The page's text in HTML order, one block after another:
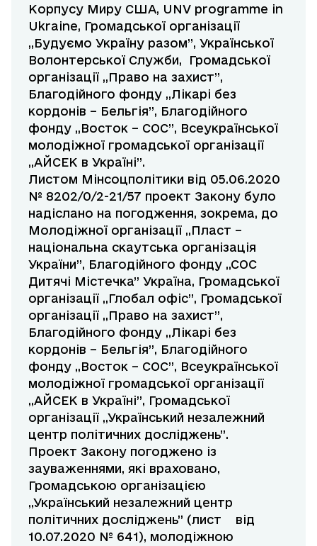
Корпусу Миру США, UNV programme in
Ukraine, Громадської організації
,,Будуємо Україну разом”, Української
Волонтерської Служби, Громадської
організації ,,Право на захист”,
Благодійного фонду ,,Лікарі без
кордонів – Бельгія”, Благодійного
фонду ,,Восток – СОС”, Всеукраїнської
молодіжної громадської організації
„АЙСЕК в Україні”.
Листом Мінсоцполітики від 05.06.2020
№ 8202/0/2-21/57 проект Закону було
надіслано на погодження, зокрема, до
Молодіжної організації ,,Пласт –
національна скаутська організація
України”, Благодійного фонду ,,СОС
Дитячі Містечка” Україна, Громадської
організації ,,Глобал офіс”, Громадської
організації ,,Право на захист”,
Благодійного фонду ,,Лікарі без
кордонів – Бельгія”, Благодійного
фонду ,,Восток – СОС”, Всеукраїнської
молодіжної громадської організації
„АЙСЕК в Україні”, Громадської
організації ,,Український незалежний
центр політичних досліджень”.
Проект Закону погоджено із
зауваженнями, які враховано,
Громадською організацією
,,Український незалежний центр
політичних досліджень” (лист від
10.07.2020 № 641), молодіжною